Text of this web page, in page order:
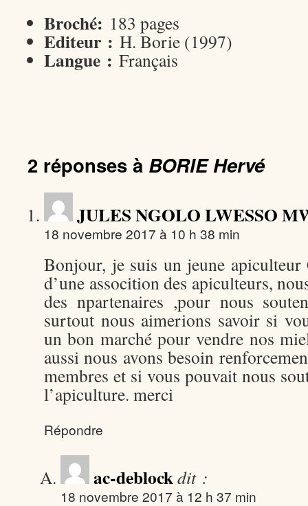
Broché: 183 pages
Editeur : H. Borie (1997)
Langue : Français
2 réponses à BORIE Hervé
JULES NGOLO LWESSO
18 novembre 2017 à 10 h 38 min
Bonjour, je suis un jeune apiculteur
d’une assocition des apiculteurs,
des npartenaires ,pour nous
surtout nous aimerions savoir si
un bon marché pour vendre nos
aussi nous avons besoin
membres et si vous pouvait nous
l’apiculture. merci
Répondre
ac-deblockdit :
18 novembre 2017 à 12 h 37 min